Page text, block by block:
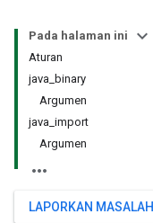
Pada halaman ini
Aturan
java_binary
Argumen
java_import
Argumen
LAPORKAN MASALAH